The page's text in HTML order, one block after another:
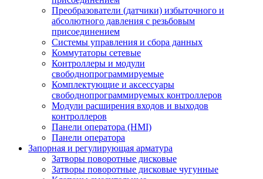
Преобразователи (датчики) избыточного и
абсолютного давления с резьбовым
присоединением
Системы управления и сбора данных
Коммутаторы сетевые
Контроллеры и модули
свободнопрограммируемые
Комплектующие и аксессуары
свободнопрограммируемых контроллеров
Модули расширения входов и выходов
контроллеров
Панели оператора (HMI)
Панели оператора
Запорная и регулирующая арматура
Затворы поворотные дисковые
Затворы поворотные дисковые чугунные